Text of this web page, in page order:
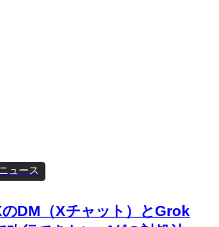
ニュース
DM（Xチャット）とGrok